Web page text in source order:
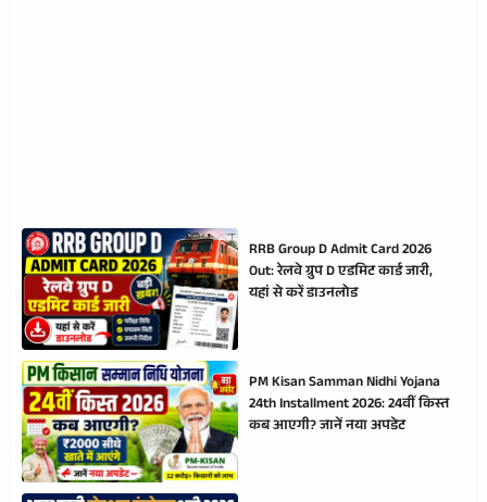
RRB Group D Admit Card 2026
Out: रेलवे ग्रुप D एडमिट कार्ड जारी,
यहां से करें डाउनलोड
PM Kisan Samman Nidhi Yojana
24th Installment 2026: 24वीं किस्त
कब आएगी? जानें नया अपडेट